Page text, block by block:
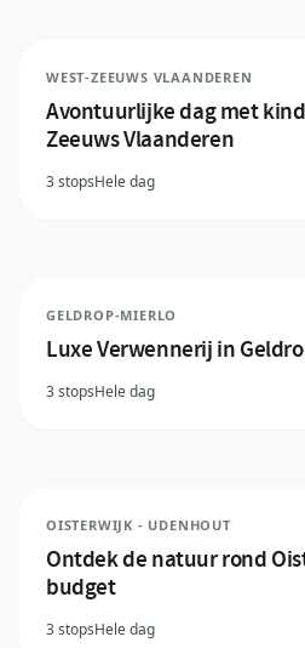
WEST-ZEEUWS VLAANDEREN
Avontuurlijke dag met
Zeeuws Vlaanderen
3 stopsHele dag
GELDROP-MIERLO
Luxe Verwennerij in
3 stopsHele dag
OISTERWIJK - UDENHOUT
Ontdek de natuur rond
budget
3 stopsHele dag